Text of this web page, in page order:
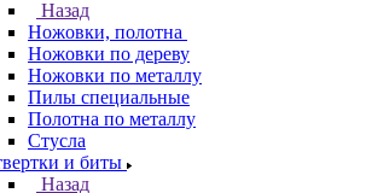
Назад
Ножовки, полотна
Ножовки по дереву
Ножовки по металлу
Пилы специальные
Полотна по металлу
Стусла
и биты
Назад